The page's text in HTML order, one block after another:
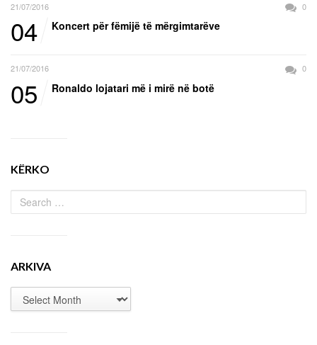
21/07/2016 0
04 Koncert për fëmijë të mërgimtarëve
21/07/2016 0
05 Ronaldo lojatari më i mirë në botë
KËRKO
ARKIVA